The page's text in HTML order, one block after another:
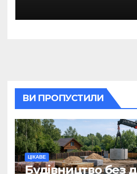
ВИ ПРОПУСТИЛИ
ЦІКАВЕ
Будівництво без